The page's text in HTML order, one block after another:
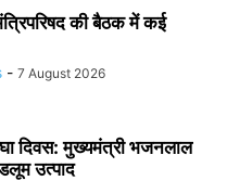
की बैठक में कई
- 7 August 2026
दिवस: मुख्यमंत्री भजनलाल
उत्पाद